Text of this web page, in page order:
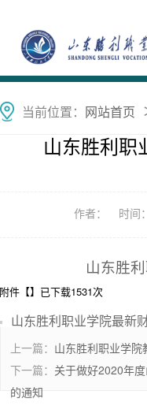
当前位置： 网站首页
山东胜利职
作者： 时间
山东胜
附件【
山东胜利职业学院最新
】已下载1531次
上一篇： 山东胜利职业学院
下一篇： 关于做好2020年
的通知